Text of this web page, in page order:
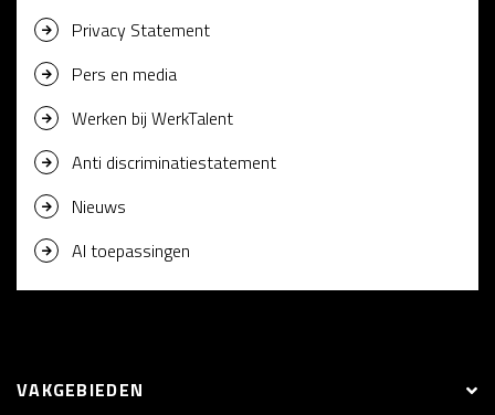
Privacy Statement
Pers en media
Werken bij WerkTalent
Anti discriminatiestatement
Nieuws
AI toepassingen
VAKGEBIEDEN